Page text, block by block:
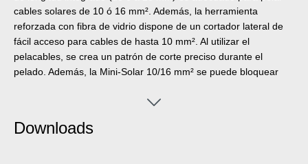
cables solares de 10 ó 16 mm². Además, la herramienta
reforzada con fibra de vidrio dispone de un cortador lateral de
fácil acceso para cables de hasta 10 mm². Al utilizar el
pelacables, se crea un patrón de corte preciso durante el
pelado. Además, la Mini-Solar 10/16 mm² se puede bloquear
Downloads